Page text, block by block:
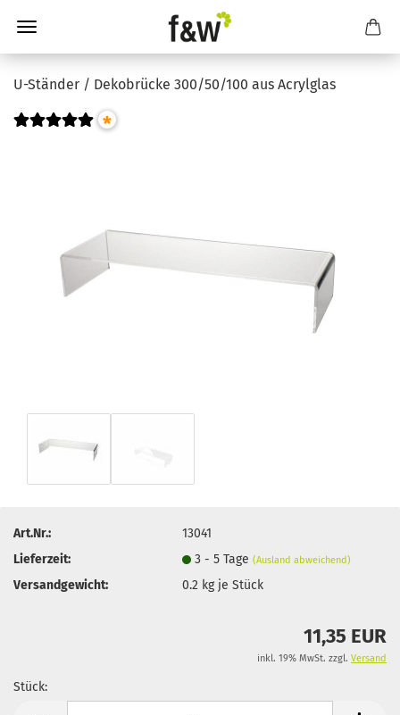
U-Ständer / Dekobrücke 300/50/100 aus Acrylglas
*
Art.Nr.:
13041
Lieferzeit:
3 - 5 Tage(Ausland abweichend)
Versandgewicht: 0.2 kg je Stück
11,35 EUR
inkl. 19% MwSt. zzgl. Versand
Stück: